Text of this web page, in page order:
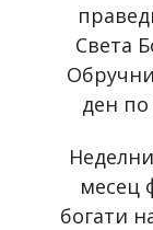
Света
ден по
месец
богати